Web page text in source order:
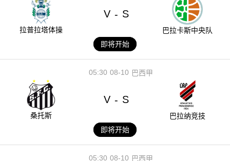
拉普拉塔体操
V - S
巴拉卡斯中央队
即将开始
08-10
05:30 巴西甲
桑托斯
V - S
巴拉纳竞技
即将开始
08-10
05:30 巴西甲